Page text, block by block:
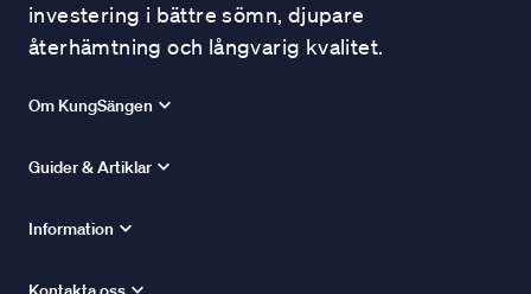
investering i bättre sömn, djupare
återhämtning och långvarig kvalitet.
Om KungSängen
Guider & Artiklar
Information